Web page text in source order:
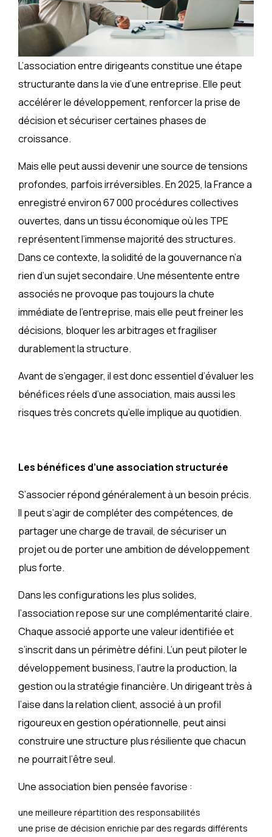
L’association entre dirigeants constitue une étape
structurante dans la vie d’une entreprise. Elle peut
accélérer le développement, renforcer la prise de
décision et sécuriser certaines phases de
croissance.
Mais elle peut aussi devenir une source de tensions
profondes, parfois irréversibles. En 2025, la France a
enregistré environ 67 000 procédures collectives
ouvertes, dans un tissu économique où les TPE
représentent l’immense majorité des structures.
Dans ce contexte, la solidité de la gouvernance n’a
rien d’un sujet secondaire. Une mésentente entre
associés ne provoque pas toujours la chute
immédiate de l’entreprise, mais elle peut freiner les
décisions, bloquer les arbitrages et fragiliser
durablement la structure.
Avant de s’engager, il est donc essentiel d’évaluer les
bénéfices réels d’une association, mais aussi les
risques très concrets qu’elle implique au quotidien.
Les bénéfices d’une association structurée
S’associer répond généralement à un besoin précis.
Il peut s’agir de compléter des compétences, de
partager une charge de travail, de sécuriser un
projet ou de porter une ambition de développement
plus forte.
Dans les configurations les plus solides,
l’association repose sur une complémentarité claire.
Chaque associé apporte une valeur identifiée et
s’inscrit dans un périmètre défini. L’un peut piloter le
développement business, l’autre la production, la
gestion ou la stratégie financière. Un dirigeant très à
l’aise dans la relation client, associé à un profil
rigoureux en gestion opérationnelle, peut ainsi
construire une structure plus résiliente que chacun
ne pourrait l’être seul.
Une association bien pensée favorise :
une meilleure répartition des responsabilités
une prise de décision enrichie par des regards différents